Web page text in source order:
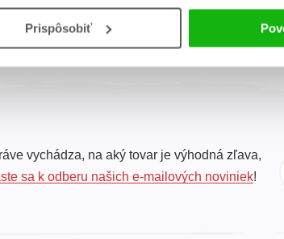
Prispôsobiť
vychádza, na aký tovar je výhodná zľava,
sa k odberu našich e-mailových noviniek!